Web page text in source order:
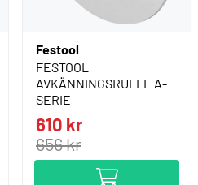
Festool
FESTOOL
AVKÄNNINGSRULLE A-
SERIE
610 kr
656 kr